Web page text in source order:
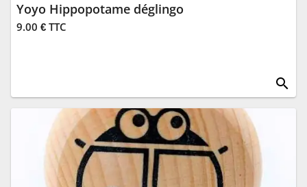
Yoyo Hippopotame déglingo
9.00 € TTC
search